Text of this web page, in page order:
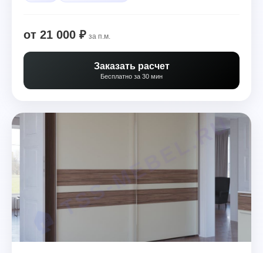
от 21 000 ₽ за п.м.
Заказать расчет
Бесплатно за 30 мин